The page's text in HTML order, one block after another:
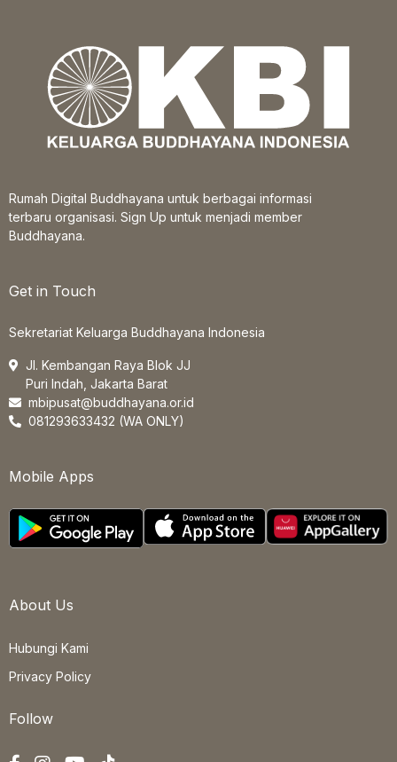
Rumah Digital Buddhayana untuk berbagai informasi
terbaru organisasi. Sign Up untuk menjadi member
Buddhayana.
Get in Touch
Sekretariat Keluarga Buddhayana Indonesia
Jl. Kembangan Raya Blok JJ
Puri Indah, Jakarta Barat
mbipusat@buddhayana.or.id
081293633432 (WA ONLY)
Mobile Apps
About Us
Hubungi Kami
Privacy Policy
Follow